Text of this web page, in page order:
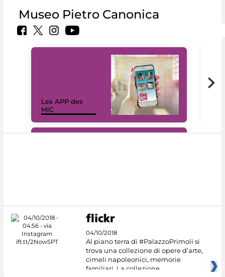
Museo Pietro Canonica
Les APP des
MiC
04/10/2018
Al piano terra di #PalazzoPrimoli si
trova una collezione di opere d’arte,
cimeli napoleonici, memorie
familiari. La collezione